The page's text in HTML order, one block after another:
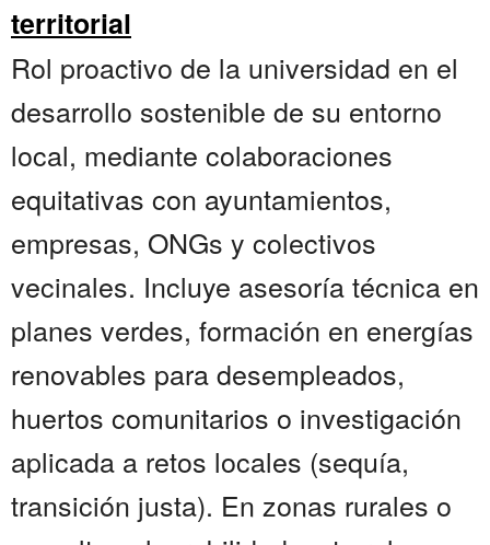
territorial
Rol proactivo de la universidad en el
desarrollo sostenible de su entorno
local, mediante colaboraciones
equitativas con ayuntamientos,
empresas, ONGs y colectivos
vecinales. Incluye asesoría técnica en
planes verdes, formación en energías
renovables para desempleados,
huertos comunitarios o investigación
aplicada a retos locales (sequía,
transición justa). En zonas rurales o